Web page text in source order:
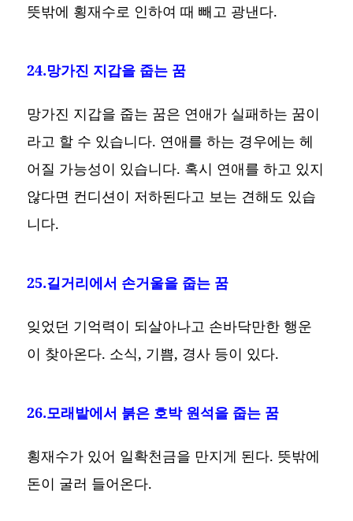
뜻밖에 횡재수로 인하여 때 빼고 광낸다.
24.망가진 지갑을 줍는 꿈
망가진 지갑을 줍는 꿈은 연애가 실패하는 꿈이
라고 할 수 있습니다. 연애를 하는 경우에는 헤
어질 가능성이 있습니다. 혹시 연애를 하고 있지
않다면 컨디션이 저하된다고 보는 견해도 있습
니다.
25.길거리에서 손거울을 줍는 꿈
잊었던 기억력이 되살아나고 손바닥만한 행운
이 찾아온다. 소식, 기쁨, 경사 등이 있다.
26.모래밭에서 붉은 호박 원석을 줍는 꿈
횡재수가 있어 일확천금을 만지게 된다. 뜻밖에
돈이 굴러 들어온다.